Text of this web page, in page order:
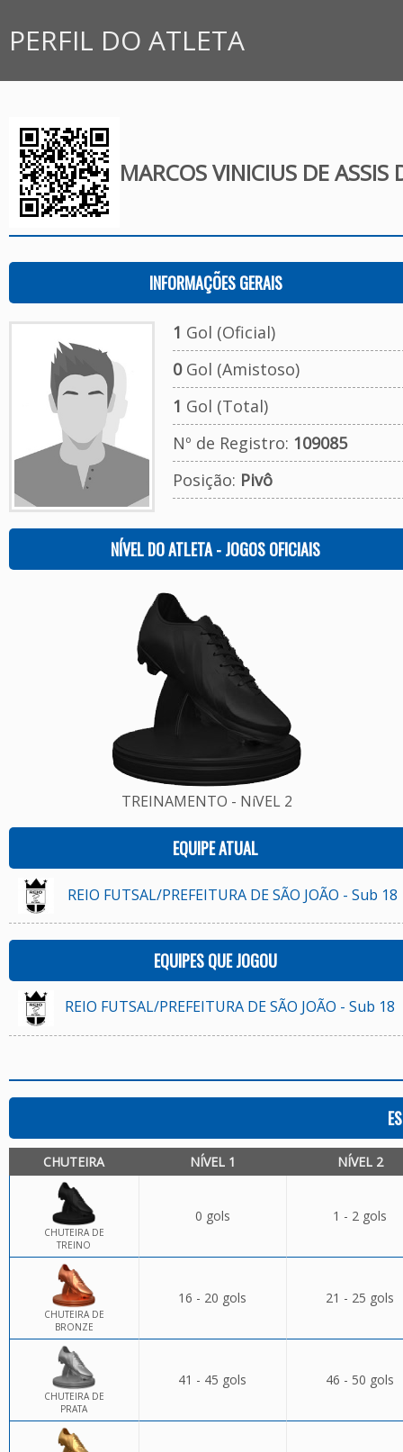
PERFIL DO ATLETA
MARCOS VINICIUS DE ASSIS
INFORMAÇÕES GERAIS
1 Gol (Oficial)
0Gol (Amistoso)
1 Gol (Total)
Nº de Registro: 109085
Posição: Pivô
NÍVEL DO ATLETA - JOGOS OFICIAIS
TREINAMENTO - NíVEL 2
EQUIPE ATUAL
REIO FUTSAL/PREFEITURA DE SÃO JOÃO - Sub 18
EQUIPES QUE JOGOU
REIO FUTSAL/PREFEITURA DE SÃO JOÃO - Sub 18
CHUTEIRA NÍVEL 1 NÍVEL 2
CHUTEIRA DE
TREINO
0 gols 1 - 2 gols
CHUTEIRA DE
BRONZE
16 - 20 gols 21 - 25 gols
CHUTEIRA DE
PRATA
41 - 45 gols 46 - 50 gols